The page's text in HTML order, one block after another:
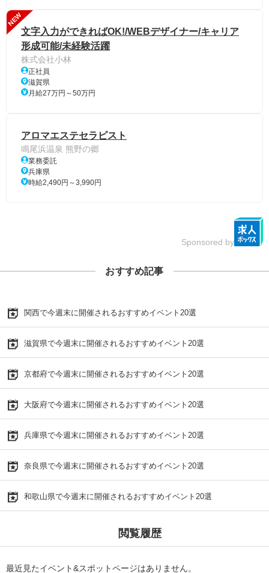
NEW
文字入力ができればOK!/WEBデザイナー/キャリア
形成可能/未経験活躍
株式会社小林
正社員
滋賀県
月給27万円～50万円
アロマエステセラピスト
鳴尾浜温泉 熊野の郷
業務委託
兵庫県
時給2,490円～3,990円
Sponsored by
おすすめ記事
関西で今週末に開催されるおすすめイベント20選
滋賀県で今週末に開催されるおすすめイベント20選
京都府で今週末に開催されるおすすめイベント20選
大阪府で今週末に開催されるおすすめイベント20選
兵庫県で今週末に開催されるおすすめイベント20選
奈良県で今週末に開催されるおすすめイベント20選
和歌山県で今週末に開催されるおすすめイベント20選
閲覧履歴
最近見たイベント&スポットページはありません。